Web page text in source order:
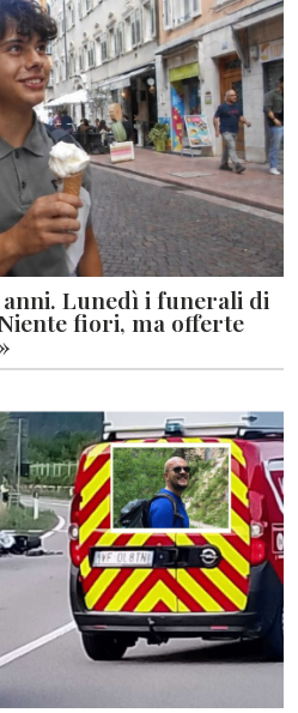
Lunedì i funerali di
fiori, ma offerte